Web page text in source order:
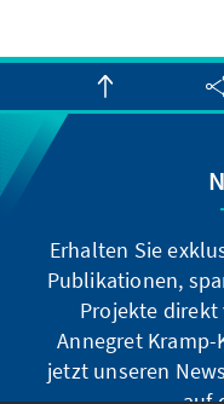
Erhalten Sie
Publikationen,
Projekte direkt
Annegret Kramp-
jetzt unseren